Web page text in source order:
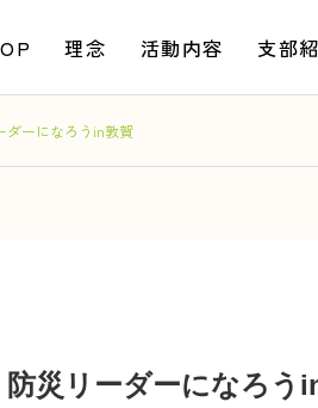
理念 活動内容 支部
ダーになろうin敦賀
防災リーダーになろう